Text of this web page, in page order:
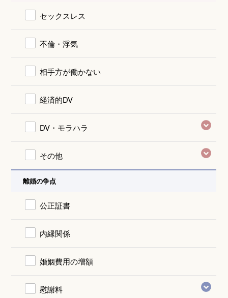
セックスレス
不倫・浮気
相手方が働かない
経済的DV
DV・モラハラ
その他
離婚の争点
公正証書
内縁関係
婚姻費用の増額
慰謝料